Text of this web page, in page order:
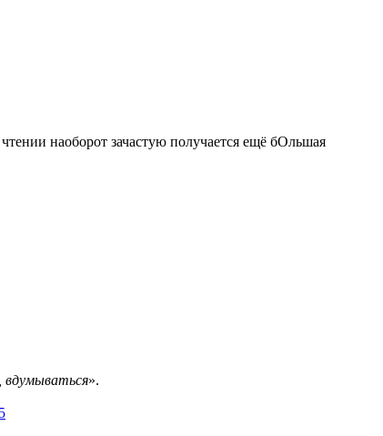
наоборот зачастую получается ещё бОльшая
вдумываться».